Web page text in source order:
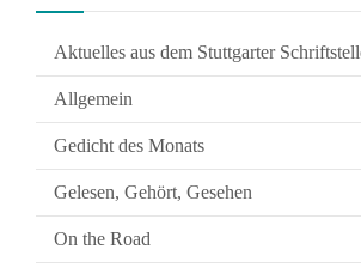
Aktuelles aus dem Stuttgarter
Allgemein
Gedicht des Monats
Gelesen, Gehört, Gesehen
On the Road